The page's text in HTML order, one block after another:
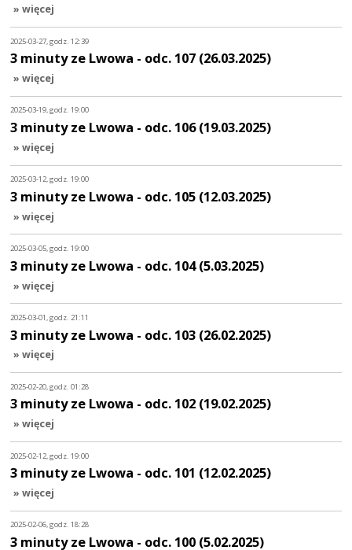
» więcej
2025-03-27, godz. 12:39
3 minuty ze Lwowa - odc. 107 (26.03.2025)
» więcej
2025-03-19, godz. 19:00
3 minuty ze Lwowa - odc. 106 (19.03.2025)
» więcej
2025-03-12, godz. 19:00
3 minuty ze Lwowa - odc. 105 (12.03.2025)
» więcej
2025-03-05, godz. 19:00
3 minuty ze Lwowa - odc. 104 (5.03.2025)
» więcej
2025-03-01, godz. 21:11
3 minuty ze Lwowa - odc. 103 (26.02.2025)
» więcej
2025-02-20, godz. 01:28
3 minuty ze Lwowa - odc. 102 (19.02.2025)
» więcej
2025-02-12, godz. 19:00
3 minuty ze Lwowa - odc. 101 (12.02.2025)
» więcej
2025-02-06, godz. 18:28
3 minuty ze Lwowa - odc. 100 (5.02.2025)